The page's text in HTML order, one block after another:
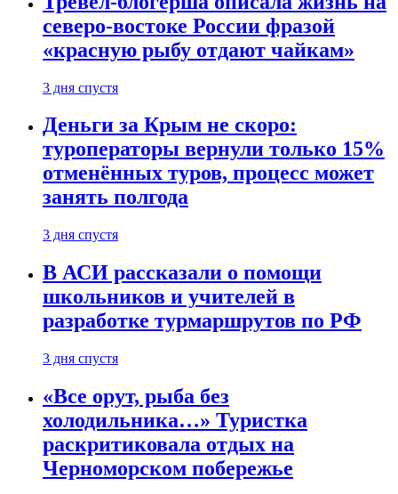
северо-востоке России фразой
«красную рыбу отдают чайкам»
3 дня спустя
Деньги за Крым не скоро:
туроператоры вернули только 15%
отменённых туров, процесс может
занять полгода
3 дня спустя
В АСИ рассказали о помощи
школьников и учителей в
разработке турмаршрутов по РФ
3 дня спустя
«Все орут, рыба без
холодильника…» Туристка
раскритиковала отдых на
Черноморском побережье